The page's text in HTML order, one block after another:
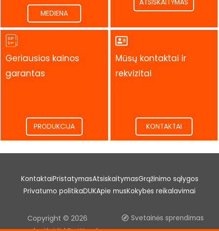
MEDIENA
ATSISKAITYMAS
Geriausios kainos
garantas
.
PRODUKCIJA
Mūsų kontaktai ir
rekvizitai
.
KONTAKTAI
KontaktaiPristatymasAtsiskaitymasGrąžinimo sąlygos
Privatumo politikaDUKApie musKokybės reikalavimai
Copyright © 2026
Svetainės sprendimas